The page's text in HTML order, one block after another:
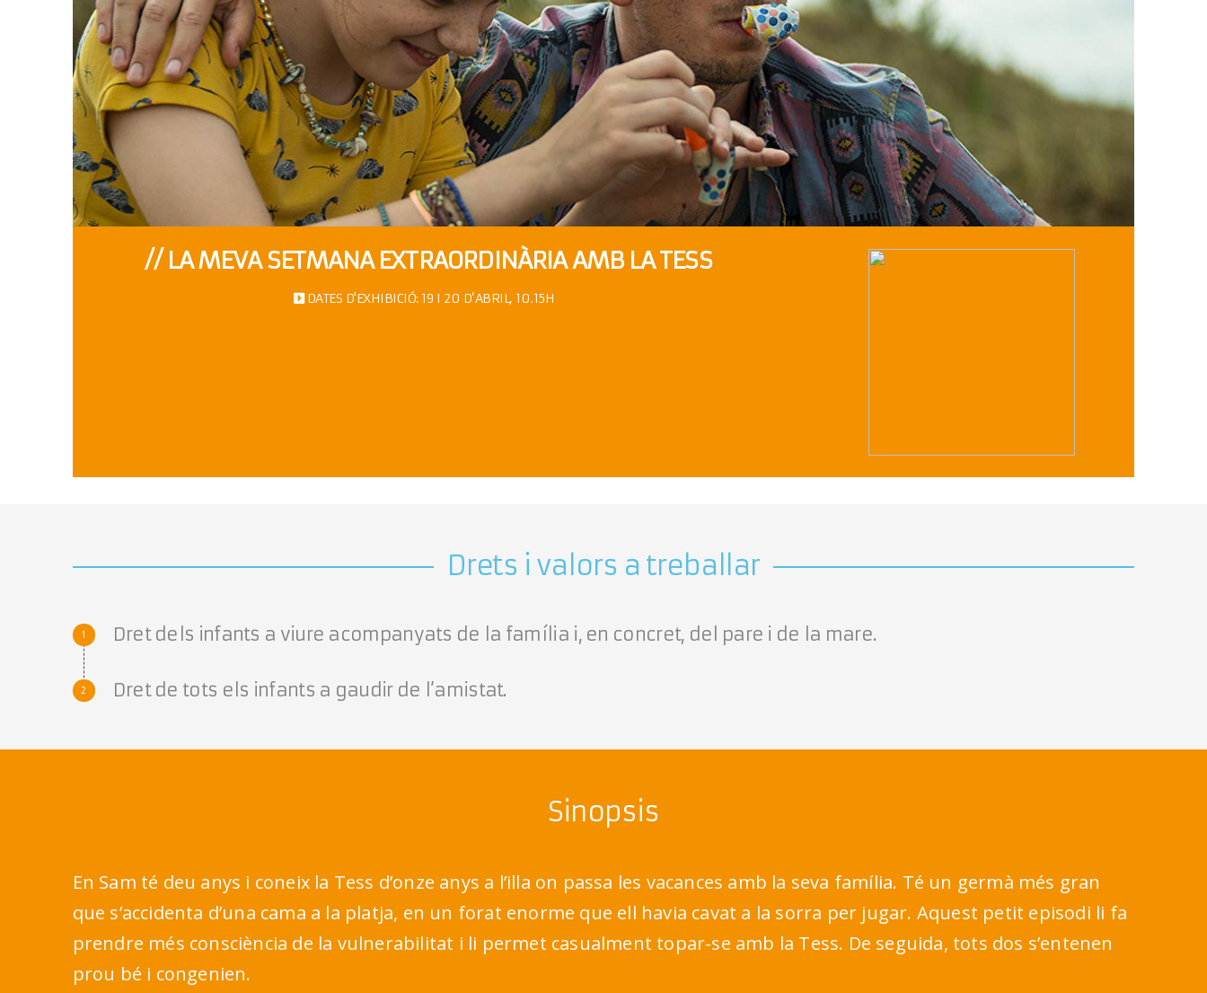
// LA MEVA SETMANA EXTRAORDINÀRIA AMB LA TESS
DATES D'EXHIBICIÓ: 19 I 20 D’ABRIL, 10.15H
Drets i valors a treballar
Dret dels infants a viure acompanyats de la família i, en concret, del pare i de la mare.
Dret de tots els infants a gaudir de l’amistat.
Sinopsis
En Sam té deu anys i coneix la Tess d’onze anys a l’illa on passa les vacances amb la seva família. Té un germà més gran
que s’accidenta d’una cama a la platja, en un forat enorme que ell havia cavat a la sorra per jugar. Aquest petit episodi li fa
prendre més consciència de la vulnerabilitat i li permet casualment topar-se amb la Tess. De seguida, tots dos s’entenen
prou bé i congenien.